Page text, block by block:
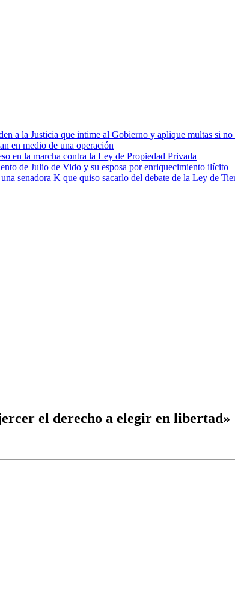
a la Justicia que intime al Gobierno y aplique multas si
en medio de una operación
en la marcha contra la Ley de Propiedad Privada
de Julio de Vido y su esposa por enriquecimiento ilícito
senadora K que quiso sacarlo del debate de la Ley de
el derecho a elegir en libertad»